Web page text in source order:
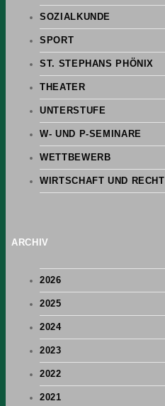
SOZIALKUNDE
SPORT
ST. STEPHANS PHÖNIX
THEATER
UNTERSTUFE
W- UND P-SEMINARE
WETTBEWERB
WIRTSCHAFT UND RECHT
ARCHIV
2026
2025
2024
2023
2022
2021